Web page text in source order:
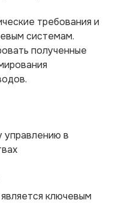
требования и
системам.
полученные
управлению в
ключевым